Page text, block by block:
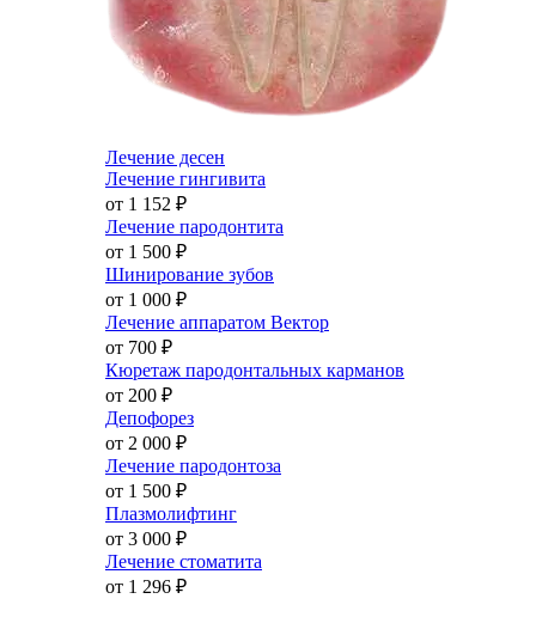
Лечение десен
Лечение гингивита
от 1 152 ₽
Лечение пародонтита
от 1 500 ₽
Шинирование зубов
от 1 000 ₽
Лечение аппаратом Вектор
от 700 ₽
Кюретаж пародонтальных карманов
от 200 ₽
Депофорез
от 2 000 ₽
Лечение пародонтоза
от 1 500 ₽
Плазмолифтинг
от 3 000 ₽
Лечение стоматита
от 1 296 ₽